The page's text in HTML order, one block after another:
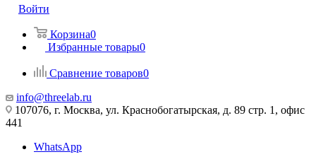
Войти
Корзина0
Избранные товары0
Сравнение товаров0
info@threelab.ru
107076, г. Москва, ул. Краснобогатырская, д. 89 стр. 1, офис
441
WhatsApp